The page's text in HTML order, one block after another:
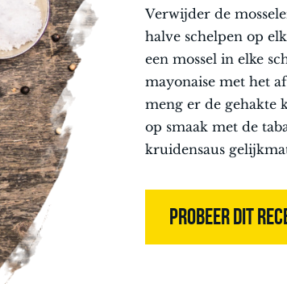
Verwijder de
halve schelpen op
een mossel in elke
mayonaise met het
meng er de gehakte
op smaak met de
kruidensaus
PROBEER DIT